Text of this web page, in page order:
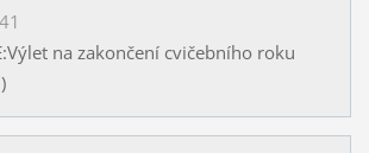
na zakončení cvičebního roku